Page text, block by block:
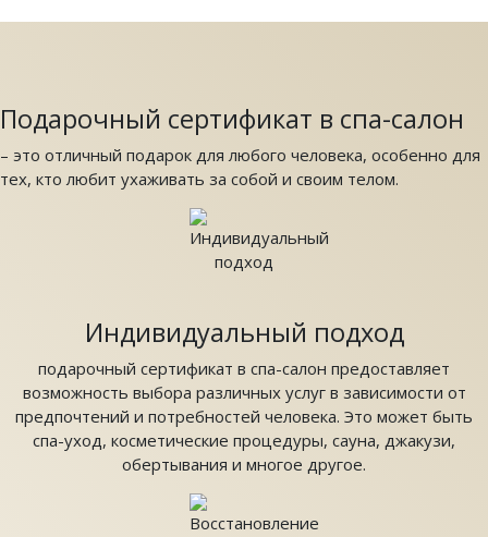
Подарочный сертификат в спа-салон
– это отличный подарок для любого человека, особенно для
тех, кто любит ухаживать за собой и своим телом.
Индивидуальный подход
подарочный сертификат в спа-салон предоставляет
возможность выбора различных услуг в зависимости от
предпочтений и потребностей человека. Это может быть
спа-уход, косметические процедуры, сауна, джакузи,
обертывания и многое другое.